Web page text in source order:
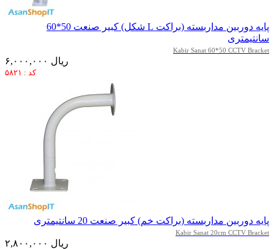
پایه دوربین مداربسته (براکت L شکل) کبیر صنعت 50*60
سانتیمتری
Kabir Sanat 60*50 CCTV Bracket
۶,۰۰۰,۰۰۰ ریال
کد : ۵۸۲۱
پایه دوربین مداربسته (براکت خم) کبیر صنعت 20 سانتیمتری
Kabir Sanat 20cm CCTV Bracket
۲,۸۰۰,۰۰۰ ریال